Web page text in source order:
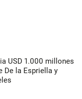
USD 1.000 millones
De la Espriella y